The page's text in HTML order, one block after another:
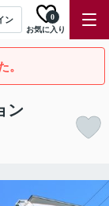
ン
お気に入り
0
。
ン